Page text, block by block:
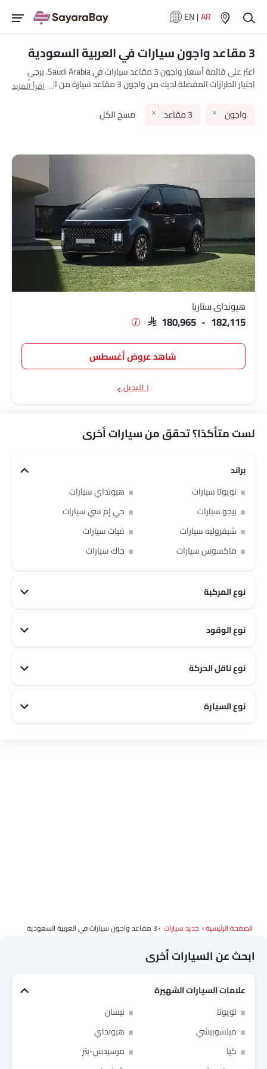
EN|AR
3 مقاعد واجون سيارات في العربية السعودية
اعثر على قائمة أسعار واجون 3 مقاعد سيارات في Saudi Arabia. يرجى
اختيار الطرازات المفضلة لديك من واجون 3 مقاعد سيارة من القائمة أدناه
المواصفات، الصور، استهلاك الوقود والمراجعات.
اقرأ المزيد
واجون 3 مقاعد مسح الكل
هيونداي ستاريا
SAR 180,965 - 182,115
شاهد عروض أغسطس
١ البديل
لست متأكدًا؟ تحقق من سيارات أخرى
براند
تويوتا سيارات
هيونداي سيارات
بيجو سيارات
جي إم سي سيارات
شيفروليه سيارات
فيات سيارات
ماكسوس سيارات
جاك سيارات
نوع المركبة
نوع الوقود
نوع ناقل الحركة
نوع السيارة
الصفحة الرئيسية جديد سيارات 3 مقاعد واجون سيارات في العربية السعودية
ابحث عن السيارات أخرى
علامات السيارات الشهيرة
تويوتا
نيسان
ميتسوبيشي
هيونداي
كيا
مرسيدس-بنز